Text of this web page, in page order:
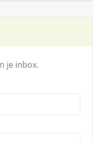
je inbox.